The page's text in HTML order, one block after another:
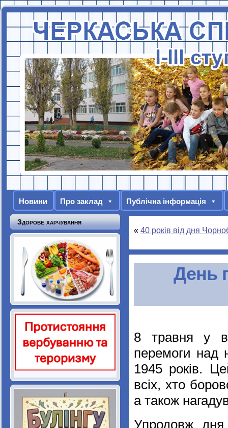
Новини Про заклад Публічна інформація
Здорове харчування
« 40 років від дня
День
8 травня у
перемоги над
1945 років.
всіх, хто
а також
Упродовж дня